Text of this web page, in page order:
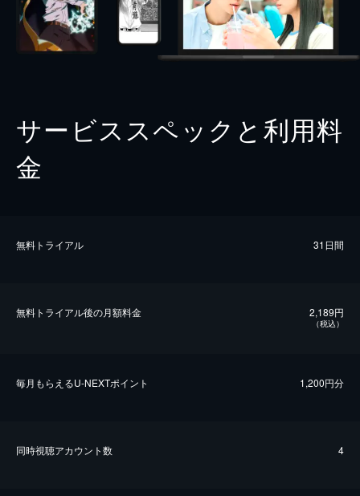
サービススペックと利用料
金
無料トライアル 31日間
無料トライアル後の⽉額料金 2,189円
（税込）
毎⽉もらえるU-NEXTポイント 1,200円分
同時視聴アカウント数 4